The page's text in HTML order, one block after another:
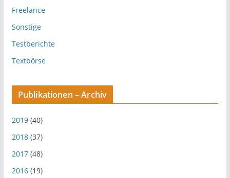
Freelance
Sonstige
Testberichte
Textbörse
Publikationen – Archiv
2019(40)
2018(37)
2017(48)
2016(19)